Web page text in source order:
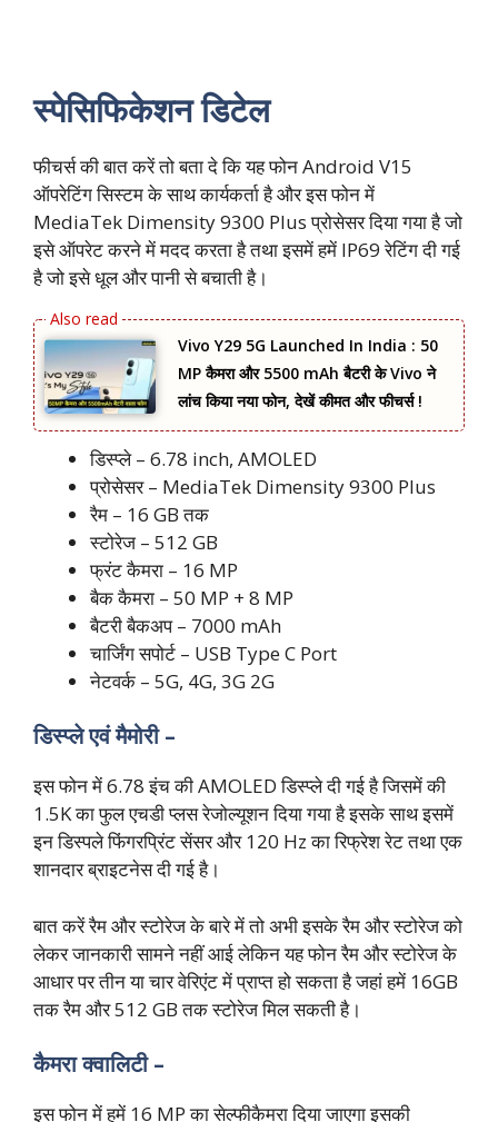
स्पेसिफिकेशन डिटेल
फीचर्स की बात करें तो बता दे कि यह फोन Android V15
ऑपरेटिंग सिस्टम के साथ कार्यकर्ता है और इस फोन में
MediaTek Dimensity 9300 Plus प्रोसेसर दिया गया है जो
इसे ऑपरेट करने में मदद करता है तथा इसमें हमें IP69 रेटिंग दी गई
है जो इसे धूल और पानी से बचाती है।
Vivo Y29 5G Launched In India : 50
MP कैमरा और 5500 mAh बैटरी के Vivo ने
लांच किया नया फोन, देखें कीमत और फीचर्स !
डिस्प्ले – 6.78 inch, AMOLED
प्रोसेसर – MediaTek Dimensity 9300 Plus
रैम – 16 GB तक
स्टोरेज – 512 GB
फ्रंट कैमरा – 16 MP
बैक कैमरा – 50 MP + 8 MP
बैटरी बैकअप – 7000 mAh
चार्जिंग सपोर्ट – USB Type C Port
नेटवर्क – 5G, 4G, 3G 2G
डिस्प्ले एवं मैमोरी –
इस फोन में 6.78 इंच की AMOLED डिस्प्ले दी गई है जिसमें की
1.5K का फुल एचडी प्लस रेजोल्यूशन दिया गया है इसके साथ इसमें
इन डिस्पले फिंगरप्रिंट सेंसर और 120 Hz का रिफ्रेश रेट तथा एक
शानदार ब्राइटनेस दी गई है।
बात करें रैम और स्टोरेज के बारे में तो अभी इसके रैम और स्टोरेज को
लेकर जानकारी सामने नहीं आई लेकिन यह फोन रैम और स्टोरेज के
आधार पर तीन या चार वेरिएंट में प्राप्त हो सकता है जहां हमें 16GB
तक रैम और 512 GB तक स्टोरेज मिल सकती है।
कैमरा क्वालिटी –
इस फोन में हमें 16 MP का सेल्फीकैमरा दिया जाएगा इसकी